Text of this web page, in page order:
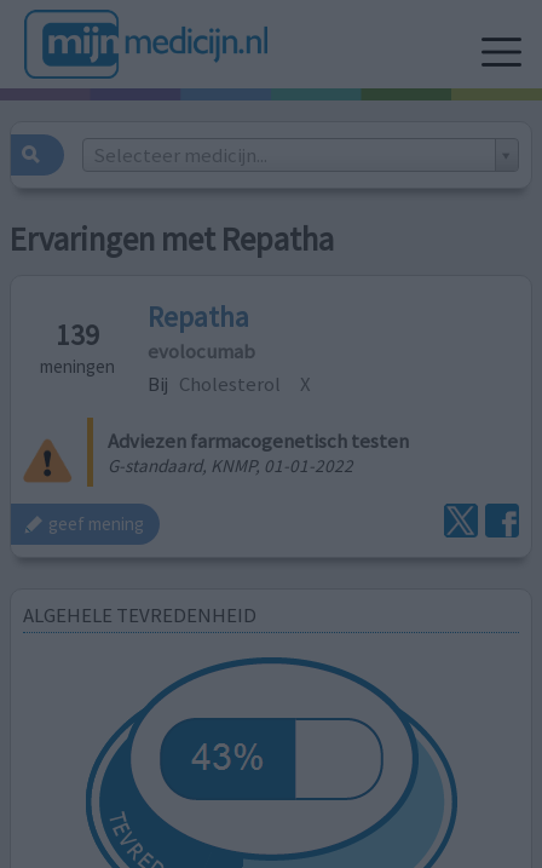
Selecteer medicijn...
Ervaringen met Repatha
139
meningen
Repatha
evolocumab
Bij Cholesterol X
Adviezen farmacogenetisch testen
G-standaard, KNMP, 01-01-2022
geef mening
ALGEHELE TEVREDENHEID